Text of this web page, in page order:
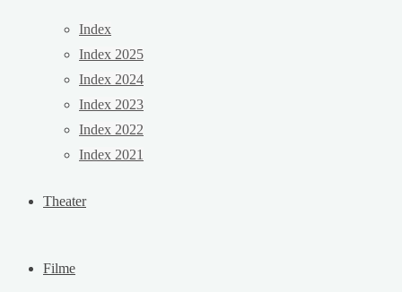
Index
Index 2025
Index 2024
Index 2023
Index 2022
Index 2021
Theater
Filme